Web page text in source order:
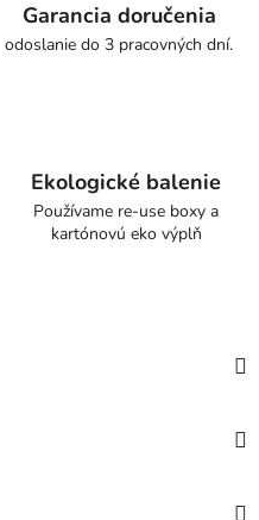
Garancia doručenia
odoslanie do 3 pracovných dní.
Ekologické balenie
Používame re-use boxy a
kartónovú eko výplň